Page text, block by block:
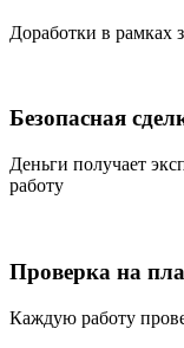
Доработки в рамках
Безопасная
Деньги получает
работу
Проверка на
Каждую работу